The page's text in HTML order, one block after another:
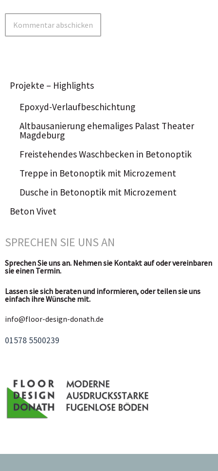
Projekte – Highlights
Epoxyd-Verlaufbeschichtung
Altbausanierung ehemaliges Palast Theater
Magdeburg
Freistehendes Waschbecken in Betonoptik
Treppe in Betonoptik mit Microzement
Dusche in Betonoptik mit Microzement
Beton Vivet
SPRECHEN SIE UNS AN
Sprechen Sie uns an. Nehmen sie Kontakt auf oder vereinbaren
sie einen Termin.
Lassen sie sich beraten und informieren, oder teilen sie uns
einfach ihre Wünsche mit.
info@floor-design-donath.de
01578 5500239